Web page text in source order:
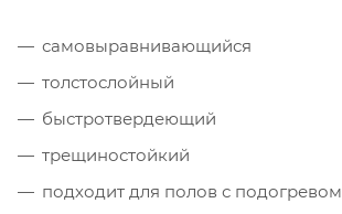
самовыравнивающийся
толстослойный
быстротвердеющий
трещиностойкий
подходит для полов с подогревом